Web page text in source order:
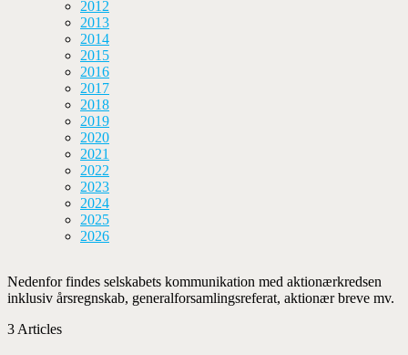
2012
2013
2014
2015
2016
2017
2018
2019
2020
2021
2022
2023
2024
2025
2026
Nedenfor findes selskabets kommunikation med aktionærkredsen
inklusiv årsregnskab, generalforsamlingsreferat, aktionær breve mv.
3 Articles